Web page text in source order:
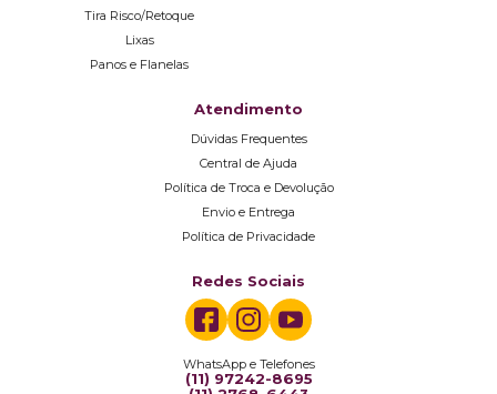
Tira Risco/Retoque
Lixas
Panos e Flanelas
Atendimento
Dúvidas Frequentes
Central de Ajuda
Política de Troca e Devolução
Envio e Entrega
Política de Privacidade
Redes Sociais
WhatsApp e Telefones
(11) 97242-8695